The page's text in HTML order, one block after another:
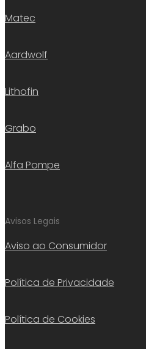
Matec
Aardwolf
Lithofin
Grabo
Alfa Pompe
Avisos Legais
Aviso ao Consumidor
Política de Privacidade
Política de Cookies